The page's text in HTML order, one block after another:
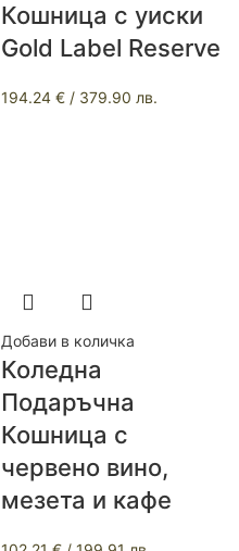
Кошница с уиски
Gold Label Reserve
194.24 € / 379.90 лв.
Добави в количка
Коледна
Подаръчна
Кошница с
червено вино,
мезета и кафе